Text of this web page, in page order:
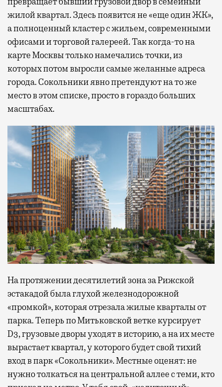
жилой квартал. Здесь появится не «еще один ЖК»,
а полноценный кластер с жильем, современными
офисами и торговой галереей. Так когда-то на
карте Москвы только намечались точки, из
которых потом выросли самые желанные адреса
города. Сокольники явно претендуют на то же
место в этом списке, просто в гораздо больших
масштабах.
На протяжении десятилетий зона за Рижской
эстакадой была глухой железнодорожной
«промкой», которая отрезала жилые кварталы от
парка. Теперь по Митьковской ветке курсирует
D3, грузовые дворы уходят в историю, а на их месте
вырастает квартал, у которого будет свой тихий
вход в парк «Сокольники». Местные оценят: не
нужно толкаться на центральной аллее с теми, кто